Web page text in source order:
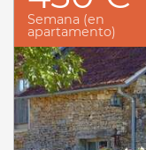
Semana (en
apartamento)